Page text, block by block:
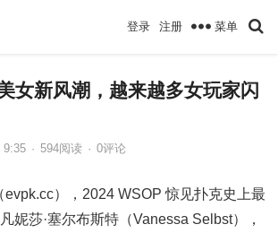
登录 注册 菜单
女新风潮，越来越多女玩家闪
9:35 · 594阅读 · 0评论
），2024 WSOP 惊见扑克史上最
妮莎·塞尔布斯特（Vanessa Selbst），